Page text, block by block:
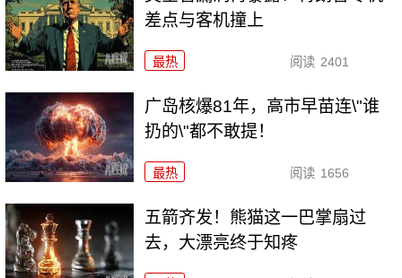
差点与客机撞上
最热 阅读 2401
广岛核爆81年，高市早苗连\"谁
扔的\"都不敢提！
最热 阅读 1656
五箭齐发！熊猫这一巴掌扇过
去，大漂亮终于知疼